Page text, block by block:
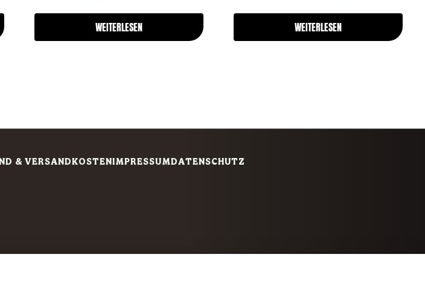
WEITERLESEN WEITERLESEN
& VERSANDKOSTENIMPRESSUMDATENSCHUTZ